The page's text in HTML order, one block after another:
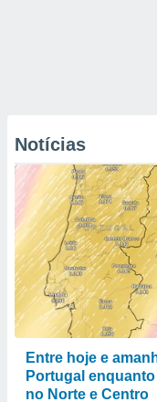
Notícias
Entre hoje e
Portugal
no Norte e Centro